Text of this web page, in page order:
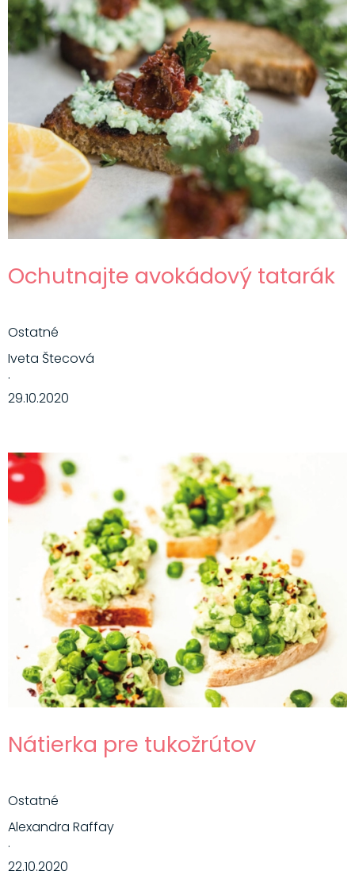
Ochutnajte avokádový tatarák
Ostatné
Iveta Štecová
·
29.10.2020
Nátierka pre tukožrútov
Ostatné
Alexandra Raffay
·
22.10.2020